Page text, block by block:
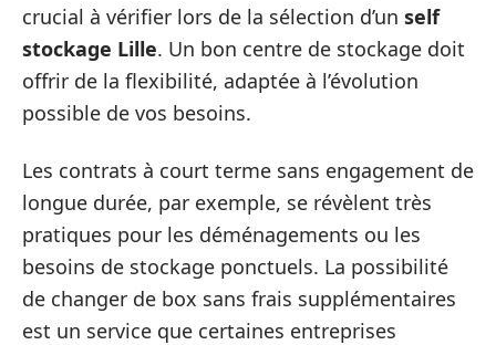
crucial à vérifier lors de la sélection d’un self
stockage Lille. Un bon centre de stockage doit
offrir de la flexibilité, adaptée à l’évolution
possible de vos besoins.
Les contrats à court terme sans engagement de
longue durée, par exemple, se révèlent très
pratiques pour les déménagements ou les
besoins de stockage ponctuels. La possibilité
de changer de box sans frais supplémentaires
est un service que certaines entreprises